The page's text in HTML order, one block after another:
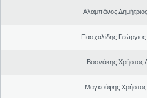
Αλαμπάνος
Πασχαλίδης
Βοσνάκης Χρήστος
Μαγκούφης Χρήστος